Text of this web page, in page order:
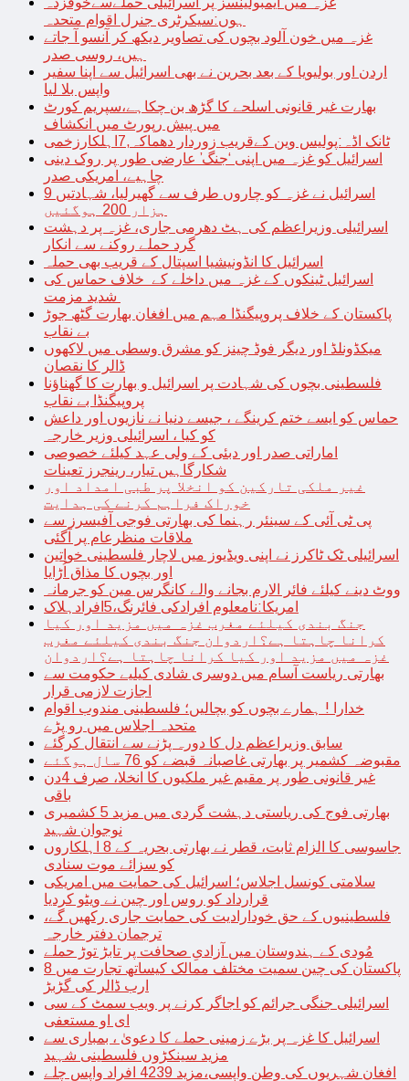
ہوں:سیکرٹری جنرل اقوام متحدہ
غزہ میں خون آلود بچوں کی تصاویر دیکھ کر آنسو آ جاتے
ہیں، روسی صدر
اردن اور بولیویا کے بعد بحرین نے بھی اسرائیل سے اپنا سفیر
واپس بلا لیا
بھارت غیر قانونی اسلحے کا گڑھ بن چکاہے،سپریم کورٹ
میں پیش رپورٹ میں انکشاف
ٹانک اڈہ:پولیس وین کےقریب زوردار دھماکہ,7اہلکارزخمی
اسرائیل کو غزہ میں اپنی ‘جنگ’ عارضی طور پر روک دینی
چاہیے، امریکی صدر
اسرائیل نے غزہ کو چاروں طرف سے گھیرلیا، شہادتیں 9
ہزار 200 ہوگئیں
اسرائیلی وزیراعظم کی ہٹ دھرمی جاری، غزہ پر دہشت
گرد حملے روکنے سے انکار
اسرائیل کا انڈونیشیا اسپتال کے قریب بھی حملہ
اسرائیل ٹینکوں کے غزہ میں داخلے کے خلاف حماس کی
پاکستان کے خلاف پروپیگنڈا مہم میں افغان بھارت گٹھ جوڑ
بے نقاب
میکڈونلڈ اور دیگر فوڈ چینز کو مشرق وسطی میں لاکھوں
ڈالر کا نقصان
فلسطینی بچوں کی شہادت پر اسرائیل و بھارت کا گھناؤنا
پروپیگنڈا بے نقاب
حماس کو ایسے ختم کرینگے ، جیسے دنیا نے نازیوں اور داعش
کو کیا ، اسرائیلی وزیر خارجہ
اماراتی صدر اور دبئی کے ولی عہد کیلئے خصوصی
شکارگاہیں تیار، رینجرز تعینات
غیر ملکی تارکین کو انخلا پر طبی امداد اور
خوراک فراہم کرنے کی ہدایت
پی ٹی آئی کے سینئر رہنما کی بھارتی فوجی آفیسرز سے
ملاقات منظرعام پر آگئی
اسرائیلی ٹک ٹاکرز نے اپنی ویڈیوز میں لاچار فلسطینی خواتین
اور بچوں کا مذاق اُڑایا
ووٹ دینے کیلئے فائر الارم بجانے والے کانگرس مین کو جرمانہ
امریکا:نامعلوم افرادکی فائرنگ،5افرادہلاک
جنگ بندی کیلئے مغرب غزہ میں مزید اور کیا
کرانا چاہتا ہے؟اردوان جنگ بندی کیلئے مغرب
غزہ میں مزید اور کیا کرانا چاہتا ہے؟اردوان
بھارتی ریاست آسام میں دوسری شادی کیلیے حکومت سے
اجازت لازمی قرار
خدارا ! ہمارے بچوں کو بچالیں؛ فلسطینی مندوب اقوام
متحدہ اجلاس میں رو پڑے
سابق وزیراعظم دل کا دورہ پڑنے سے انتقال کرگئے
مقبوضہ کشمیر پر بھارتی غاصبانہ قبضے کو 76 سال ہوگئے
غیر قانونی طور پر مقیم غیر ملکیوں کا انخلا، صرف 4دن
باقی
بھارتی فوج کی ریاستی دہشت گردی میں مزید 5 کشمیری
نوجوان شہید
جاسوسی کا الزام ثابت، قطر نے بھارتی بحریہ کے 8 اہلکاروں
کو سزائے موت سنادی
سلامتی کونسل اجلاس؛ اسرائیل کی حمایت میں امریکی
قرارداد کو روس اور چین نے ویٹو کردیا
فلسطینیوں کے حق خودارادیت کی حمایت جاری رکھیں گے،
ترجمان دفتر خارجہ
مُودی کے ہندوستان میں آزادیِ صحافت پر تابڑ توڑ حملے
پاکستان کی چین سمیت مختلف ممالک کیساتھ تجارت میں 8
ارب ڈالر کی گڑبڑ
اسرائیلی جنگی جرائم کو اجاگر کرنے پر ویب سمٹ کے سی
ای او مستعفی
اسرائیل کا غزہ پر بڑے زمینی حملے کا دعویٰ ، بمباری سے
مزید سینکڑوں فلسطینی شہید
افغان شہریوں کی وطن واپسی،مزید 4239 افراد واپس چلے